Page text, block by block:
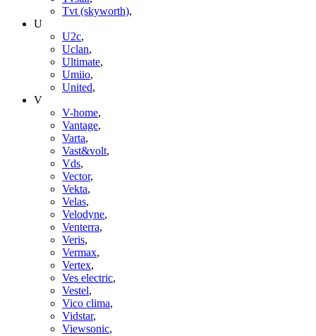
Tvt (skyworth),
U
U2c,
Uclan,
Ultimate,
Umiio,
United,
V
V-home,
Vantage,
Varta,
Vast&volt,
Vds,
Vector,
Vekta,
Velas,
Velodyne,
Venterra,
Veris,
Vermax,
Vertex,
Ves electric,
Vestel,
Vico clima,
Vidstar,
Viewsonic,